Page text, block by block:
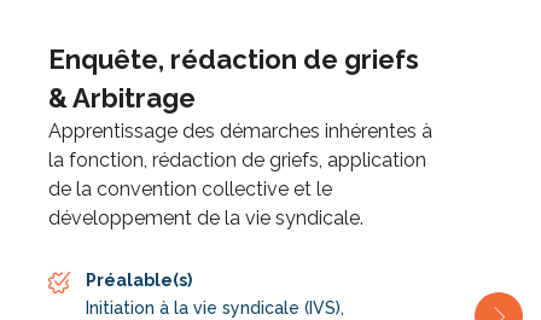
Enquête, rédaction de griefs
& Arbitrage
Apprentissage des démarches inhérentes à
la fonction, rédaction de griefs, application
de la convention collective et le
développement de la vie syndicale.
Préalable(s)
Initiation à la vie syndicale (IVS),